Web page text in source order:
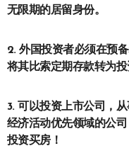
无限期的居留身份。
2. 外国投资者必须在预
将其比索定期存款转为投
3. 可以投资上市公司，
经济活动优先领域的公
投资买房！